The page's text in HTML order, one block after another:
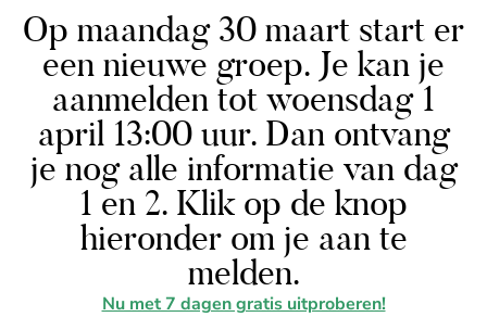
Op maandag 30 maart start er
een nieuwe groep. Je kan je
aanmelden tot woensdag 1
april 13:00 uur. Dan ontvang
je nog alle informatie van dag
1 en 2. Klik op de knop
hieronder om je aan te
melden.
Nu met 7 dagen gratis uitproberen!